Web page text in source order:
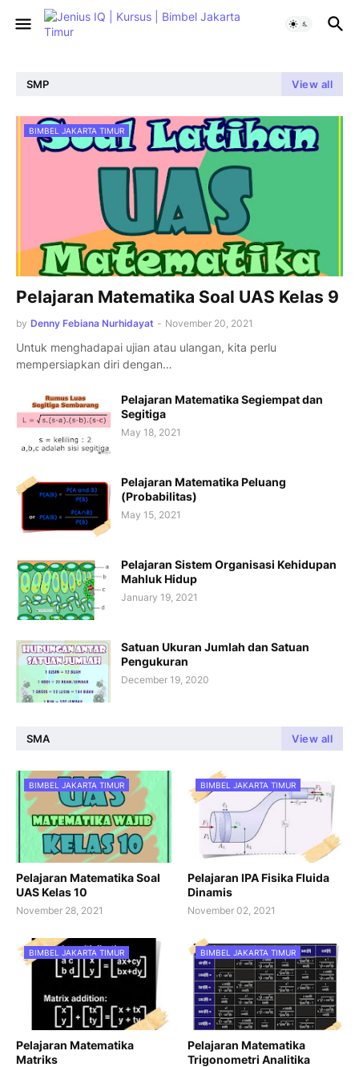
SMP View all
BIMBEL JAKARTA TIMUR
Pelajaran Matematika Soal UAS Kelas 9
by Denny Febiana Nurhidayat - November 20, 2021
Untuk menghadapai ujian atau ulangan, kita perlu
mempersiapkan diri dengan…
Pelajaran Matematika Segiempat dan
Segitiga
May 18, 2021
Pelajaran Matematika Peluang
(Probabilitas)
May 15, 2021
Pelajaran Sistem Organisasi Kehidupan
Mahluk Hidup
January 19, 2021
Satuan Ukuran Jumlah dan Satuan
Pengukuran
December 19, 2020
SMA View all
BIMBEL JAKARTA TIMUR
Pelajaran Matematika Soal
UAS Kelas 10
November 28, 2021
BIMBEL JAKARTA TIMUR
Pelajaran IPA Fisika Fluida
Dinamis
November 02, 2021
BIMBEL JAKARTA TIMUR
Pelajaran Matematika
Matriks
BIMBEL JAKARTA TIMUR
Pelajaran Matematika
Trigonometri Analitika